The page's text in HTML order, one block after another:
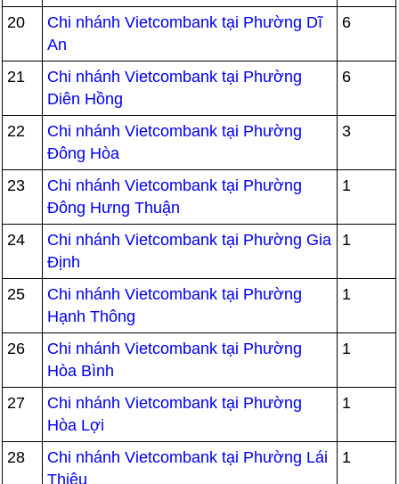
20
Chi nhánh Vietcombank tại Phường Dĩ
An
6
21
Chi nhánh Vietcombank tại Phường
Diên Hồng
6
22
Chi nhánh Vietcombank tại Phường
Đông Hòa
3
23
Chi nhánh Vietcombank tại Phường
Đông Hưng Thuận
1
24
Chi nhánh Vietcombank tại Phường Gia
Định
1
25
Chi nhánh Vietcombank tại Phường
Hạnh Thông
1
26
Chi nhánh Vietcombank tại Phường
Hòa Bình
1
27
Chi nhánh Vietcombank tại Phường
Hòa Lợi
1
28
Chi nhánh Vietcombank tại Phường Lái
Thiêu
1